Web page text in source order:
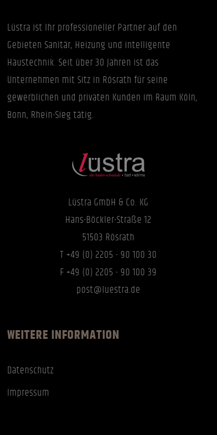
Lüstra ist Ihr professioneller Partner auf den
Gebieten Sanitär, Heizung und intelligente
Haustechnik. Seit über 30 Jahren ist das
Unternehmen mit Sitz in Rösrath für seine
gewerblichen und privaten Kunden im Raum Köln,
Bonn, Rhein-Sieg tätig.
Lüstra GmbH & Co. KG
Hans-Böckler-Straße 12
51503 Rösrath
T +49 (0) 2205 - 90 100 30
F +49 (0) 2205 - 90 100 39
post@luestra.de
WEITERE INFORMATION
Datenschutz
Impressum